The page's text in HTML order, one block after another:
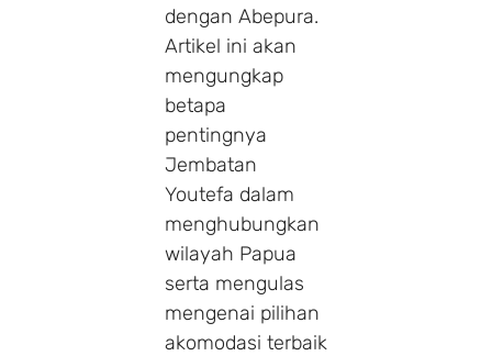
dengan Abepura.
Artikel ini akan
mengungkap
betapa
pentingnya
Jembatan
Youtefa dalam
menghubungkan
wilayah Papua
serta mengulas
mengenai pilihan
akomodasi terbaik